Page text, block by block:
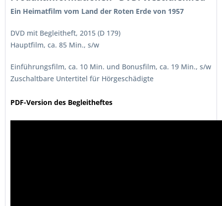
Ein Heimatfilm vom Land der Roten Erde von 1957
DVD mit Begleitheft, 2015 (D 179)
Hauptfilm, ca. 85 Min., s/w
Einführungsfilm, ca. 10 Min. und Bonusfilm, ca. 19 Min., s/w
Zuschaltbare Untertitel für Hörgeschädigte
PDF-Version des Begleitheftes